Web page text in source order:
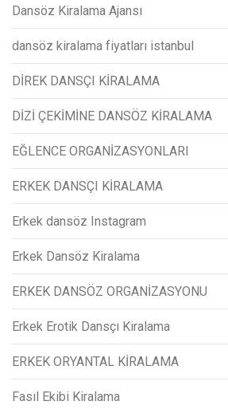
Dansöz Kiralama Ajansı
dansöz kiralama fiyatları istanbul
DİREK DANSÇI KİRALAMA
DİZİ ÇEKİMİNE DANSÖZ KİRALAMA
EĞLENCE ORGANİZASYONLARI
ERKEK DANSÇI KİRALAMA
Erkek dansöz Instagram
Erkek Dansöz Kiralama
ERKEK DANSÖZ ORGANİZASYONU
Erkek Erotik Dansçı Kiralama
ERKEK ORYANTAL KİRALAMA
Fasıl Ekibi Kiralama